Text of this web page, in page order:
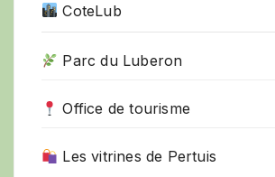
CoteLub
Parc du Luberon
Office de tourisme
Les vitrines de Pertuis